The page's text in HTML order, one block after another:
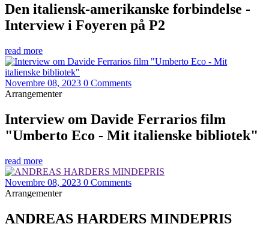
Den italiensk-amerikanske forbindelse -
Interview i Foyeren på P2
read more
Novembre 08, 2023 0 Comments
Arrangementer
Interview om Davide Ferrarios film
"Umberto Eco - Mit italienske bibliotek"
read more
Novembre 08, 2023 0 Comments
Arrangementer
ANDREAS HARDERS MINDEPRIS